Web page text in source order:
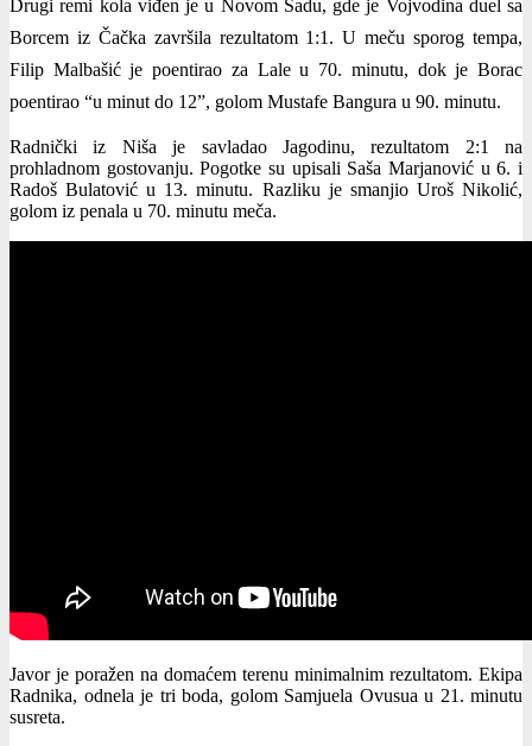
Drugi remi kola viđen je u Novom Sadu, gde je Vojvodina duel sa
Borcem iz Čačka završila rezultatom 1:1. U meču sporog tempa,
Filip Malbašić je poentirao za Lale u 70. minutu, dok je Borac
poentirao “u minut do 12”, golom Mustafe Bangura u 90. minutu.
Radnički iz Niša je savladao Jagodinu, rezultatom 2:1 na
prohladnom gostovanju. Pogotke su upisali Saša Marjanović u 6. i
Radoš Bulatović u 13. minutu. Razliku je smanjio Uroš Nikolić,
golom iz penala u 70. minutu meča.
Javor je poražen na domaćem terenu minimalnim rezultatom. Ekipa
Radnika, odnela je tri boda, golom Samjuela Ovusua u 21. minutu
susreta.